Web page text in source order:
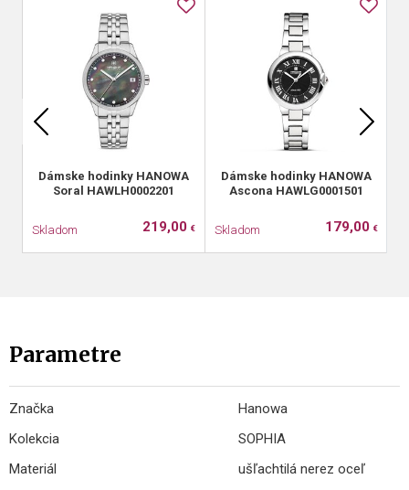
Dámske hodinky HANOWA
Soral HAWLH0002201
Skladom 219,00 €
Dámske hodinky HANOWA
Ascona HAWLG0001501
Skladom 179,00 €
Parametre
Značka
Hanowa
Kolekcia
SOPHIA
Materiál
ušľachtilá nerez oceľ